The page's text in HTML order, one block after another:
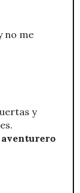
no me
y